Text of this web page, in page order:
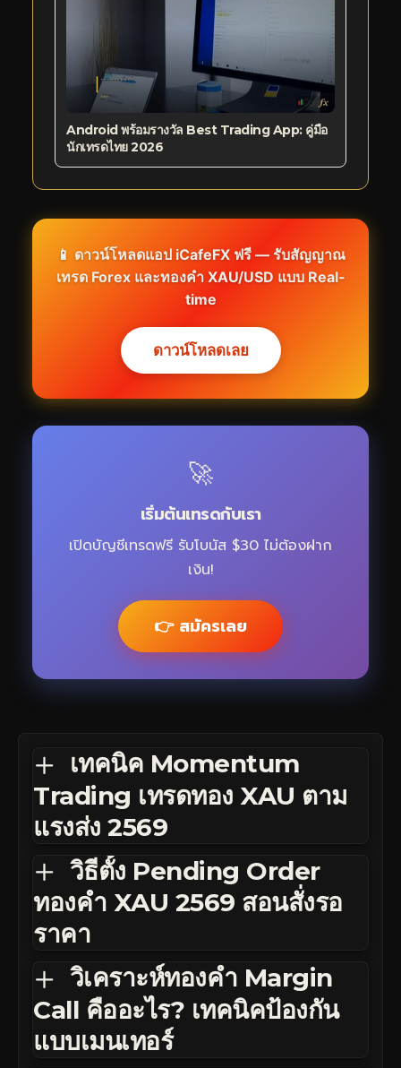
Android พร้อมรางวัล Best Trading App: คู่มือ
นักเทรดไทย 2026
📱 ดาวน์โหลดแอป iCafeFX ฟรี — รับสัญญาณ
เทรด Forex และทองคำ XAU/USD แบบ Real-
time
ดาวน์โหลดเลย
🚀
เริ่มต้นเทรดกับเรา
เปิดบัญชีเทรดฟรี รับโบนัส $30 ไม่ต้องฝาก
เงิน!
👉 สมัครเลย
เทคนิค Momentum
Trading เทรดทอง XAU ตาม
แรงส่ง 2569
วิธีตั้ง Pending Order
ทองคำ XAU 2569 สอนสั่งรอ
ราคา
วิเคราะห์ทองคำ Margin
Call คืออะไร? เทคนิคป้องกัน
แบบเมนเทอร์